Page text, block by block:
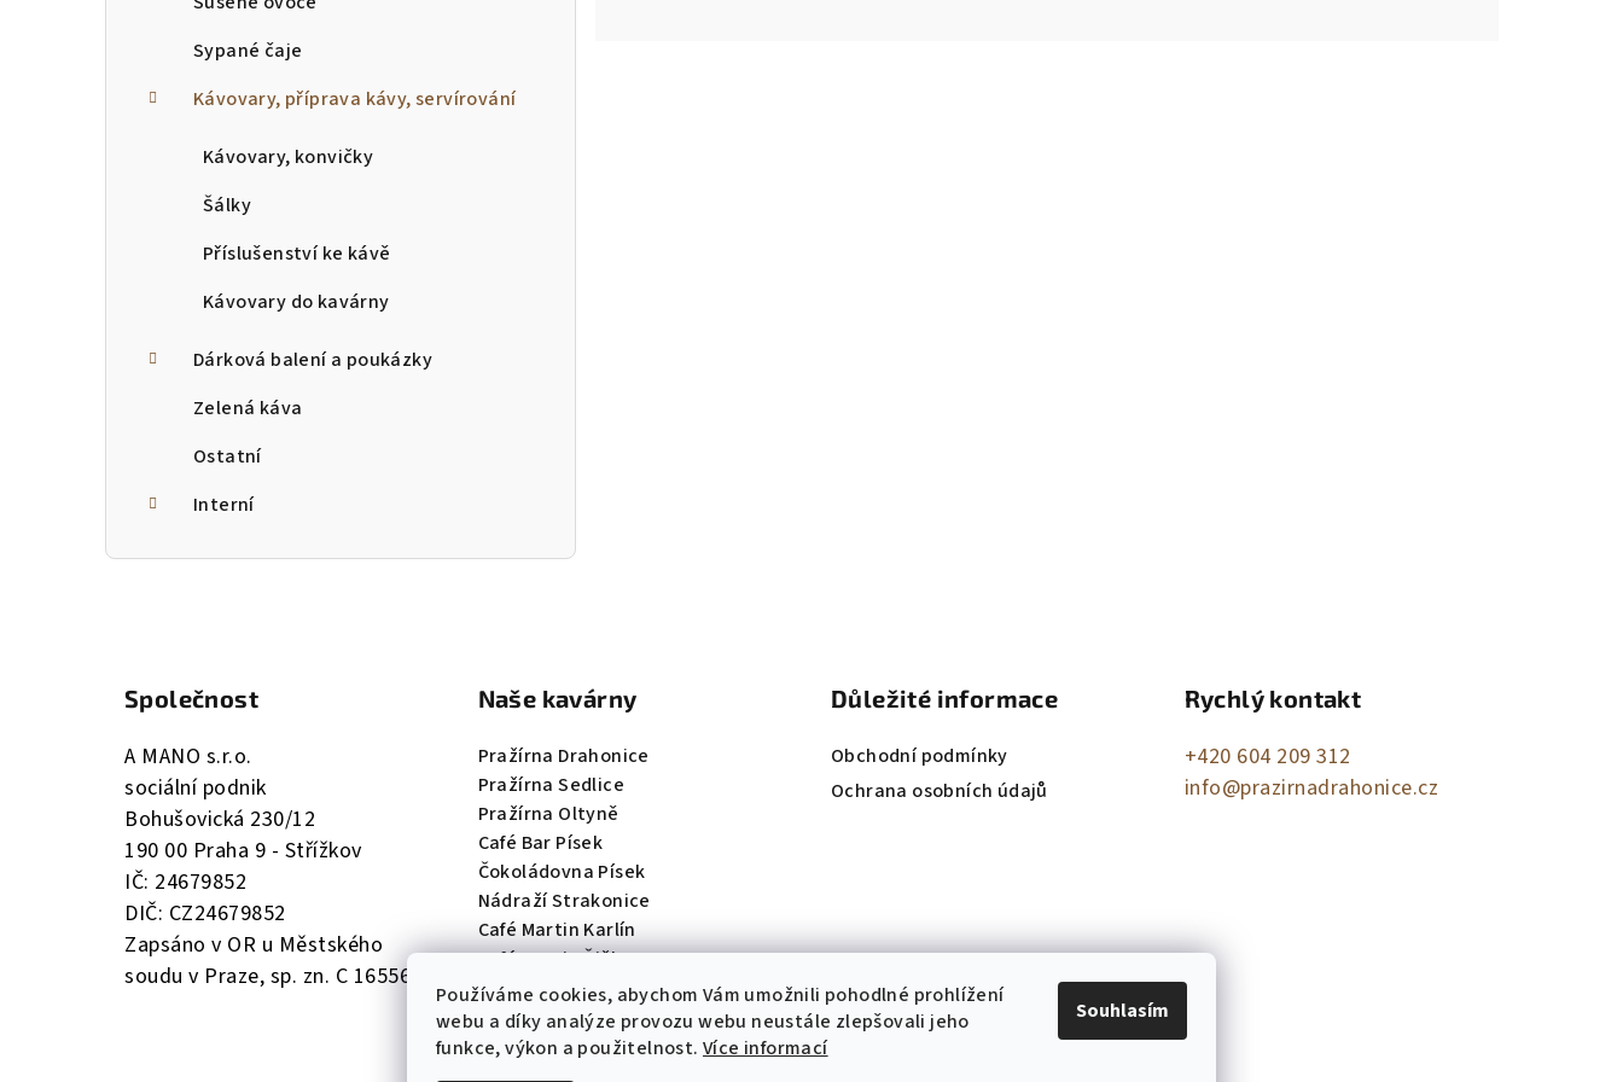
Používáme cookies, abychom Vám umožnili pohodlné prohlížení
webu a díky analýze provozu webu neustále zlepšovali jeho
funkce, výkon a použitelnost. Více informací
Souhlasím
Sypané čaje
Kávovary, příprava kávy, servírování
Kávovary, konvičky
Šálky
Příslušenství ke kávě
Kávovary do kavárny
Dárková balení a poukázky
Zelená káva
Ostatní
Interní
Společnost
A MANO s.r.o.
sociální podnik
Bohušovická 230/12
190 00 Praha 9 - Střížkov
IČ: 24679852
DIČ: CZ24679852
Zapsáno v OR u Městského
soudu v Praze, sp. zn. C 165560
Naše kavárny
Pražírna Drahonice
Pražírna Sedlice
Pražírna Oltyně
Café Bar Písek
Čokoládovna Písek
Nádraží Strakonice
Café Martin Karlín
Café Martin Žižkov
Důležité informace
Obchodní podmínky
Ochrana osobních údajů
Rychlý kontakt
+420 604 209 312
info@prazirnadrahonice.cz